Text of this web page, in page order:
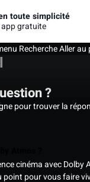
toute simplicité
gratuite
RechercheAller au
?
pour trouver la
cinéma avec Dolby
point pour vous faire